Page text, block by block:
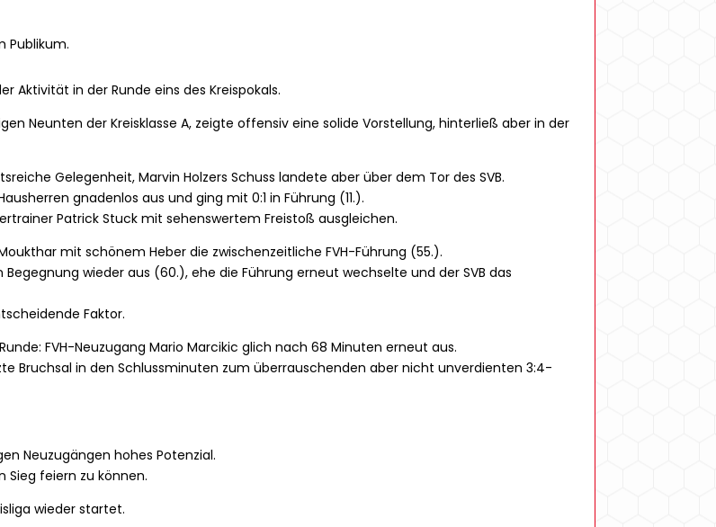
Publikum.
Aktivität in der Runde eins des Kreispokals.
Neunten der Kreisklasse A, zeigte offensiv eine solide Vorstellung, hinterließ aber in der
Gelegenheit, Marvin Holzers Schuss landete aber über dem Tor des SVB.
gnadenlos aus und ging mit 0:1 in Führung (11.).
Patrick Stuck mit sehenswertem Freistoß ausgleichen.
mit schönem Heber die zwischenzeitliche FVH-Führung (55.).
wieder aus (60.), ehe die Führung erneut wechselte und der SVB das
Faktor.
FVH-Neuzugang Mario Marcikic glich nach 68 Minuten erneut aus.
Bruchsal in den Schlussminuten zum überrauschenden aber nicht unverdienten 3:4-
Neuzugängen hohes Potenzial.
Sieg feiern zu können.
wieder startet.